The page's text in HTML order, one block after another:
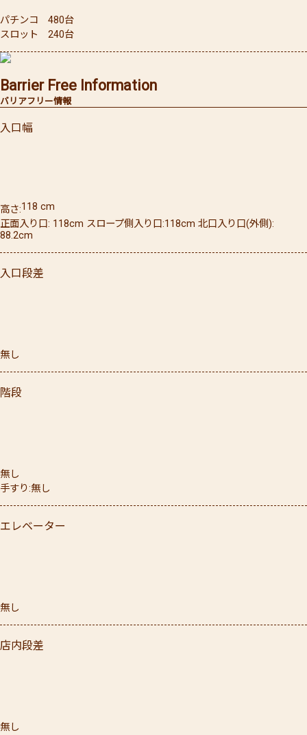
パチンコ 480台
スロット 240台
バリアフリー情報
Barrier Free Information
入口幅
高さ 118 cm
正面入り口: 118cm スロープ側入り口:118cm 北口入り口(外側):
88.2cm
入口段差
無し
階段
無し
手すり 無し
エレベーター
無し
店内段差
無し